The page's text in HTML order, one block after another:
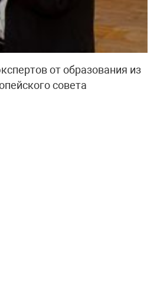
от образования из
совета